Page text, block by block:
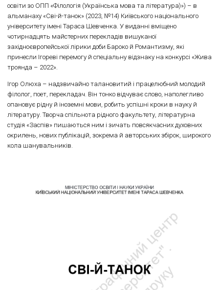
освіти зо ОПП «Філологія (Українська мова та література)») – в
альманаху «Сві-й-танок» (2023, №14) Київського національного
університету імені Тараса Шевченка. У виданні вміщено
чотирнадцять майстерних перекладів вишуканої
західноєвропейської лірики доби Бароко й Романтизму, які
принесли Ігореві перемогу й спеціальну відзнаку на конкурсі «Жива
троянда – 2022».
Ігор Олюха – надзвичайно талановитий і працелюбний молодий
філолог, поет, перекладач. Він тонко відчуває слово, наполегливо
опановує рідну й іноземні мови, робить успішні кроки в науку й
літературу. Творча спільнота рідного факультету, літературна
студія «Заспів» пишаються ним і зичать повсякчасних духовних
окрилень, нових публікацій, зокрема й авторських збірок, широкого
кола шанувальників.